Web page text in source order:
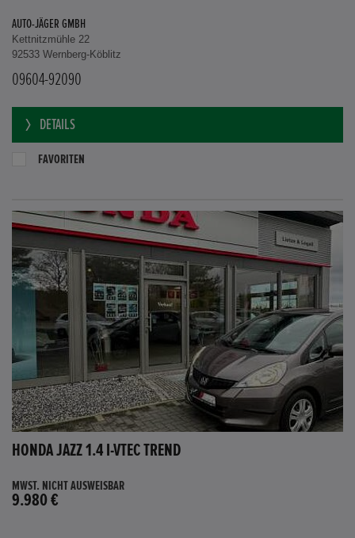
AUTO-JÄGER GMBH
Kettnitzmühle 22
92533 Wernberg-Köblitz
09604-92090
DETAILS
FAVORITEN
HONDA JAZZ 1.4 I-VTEC TREND
MWST. NICHT AUSWEISBAR
9.980 €